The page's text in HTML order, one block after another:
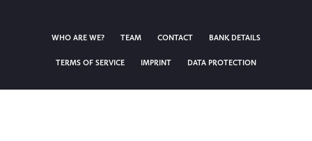
WHO ARE WE? TEAM CONTACT BANK DETAILS
TERMS OF SERVICE IMPRINT DATA PROTECTION